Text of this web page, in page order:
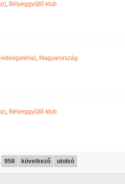
, Bélyeggyűjtő klub
, Magyarország
, Bélyeggyűjtő klub
958 következő utolsó